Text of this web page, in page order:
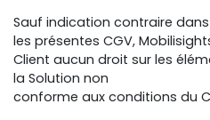
Sauf indication contraire dans
les présentes CGV,
Client aucun droit sur les
la Solution non
conforme aux conditions du